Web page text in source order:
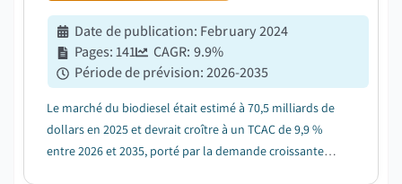
Date de publication: February 2024
Pages:141 CAGR: 9.9%
Période de prévision:2026-2035
Le marché du biodiesel était estimé à 70,5 milliards de
dollars en 2025 et devrait croître à un TCAC de 9,9 %
entre 2026 et 2035, porté par la demande croissante